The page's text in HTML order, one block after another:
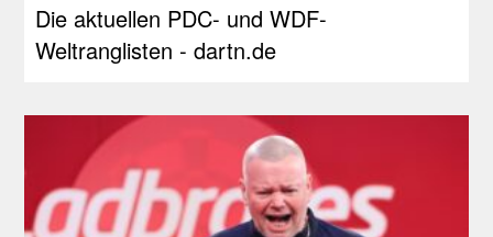
Die aktuellen PDC- und WDF-
Weltranglisten - dartn.de